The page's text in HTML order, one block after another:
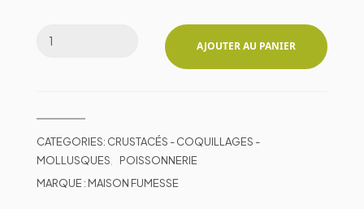
AJOUTER AU PANIER
CATEGORIES: CRUSTACÉS - COQUILLAGES -
MOLLUSQUES
POISSONNERIE
MARQUE : MAISON FUMESSE